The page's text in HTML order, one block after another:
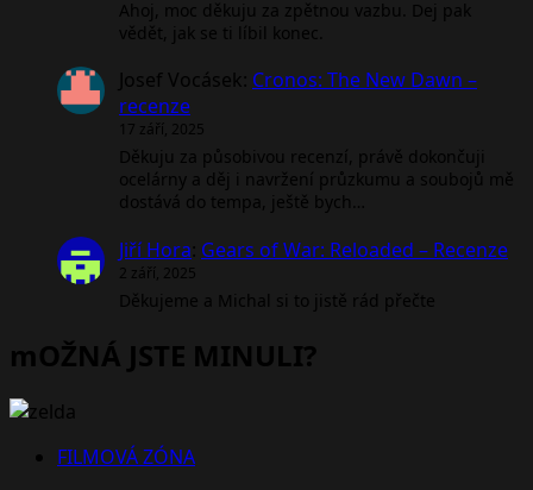
Ahoj, moc děkuju za zpětnou vazbu. Dej pak
vědět, jak se ti líbil konec.
Josef Vocásek: Cronos: The New Dawn –
recenze
17 září, 2025
Děkuju za působivou recenzí, právě dokončuji
ocelárny a děj i navržení průzkumu a soubojů mě
dostává do tempa, ještě bych…
Jiří Hora: Gears of War: Reloaded – Recenze
2 září, 2025
Děkujeme a Michal si to jistě rád přečte
mOŽNÁ JSTE MINULI?
FILMOVÁ ZÓNA